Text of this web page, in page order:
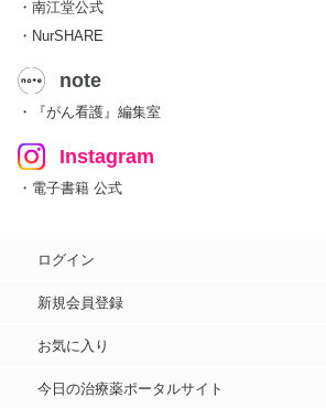
・南江堂公式
・NurSHARE
note
・『がん看護』編集室
Instagram
・電子書籍 公式
ログイン
新規会員登録
お気に入り
今日の治療薬ポータルサイト